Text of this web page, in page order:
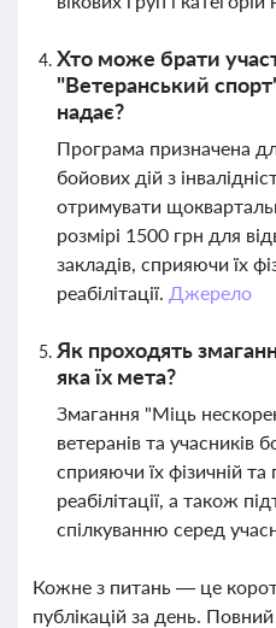
Хто може брати
"Ветеранський
надає?
Програма призначена
бойових дій з
отримувати
розмірі 1500 грн для
закладів, сприяючи їх
реабілітації. Джерело
Як проходять
яка їх мета?
Змагання "Міць
ветеранів та учасників
сприяючи їх фізичній та
реабілітації, а також
спілкуванню серед
Кожне з питань — це
публікацій за день.